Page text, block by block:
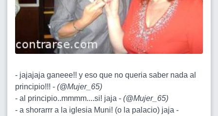
- jajajaja ganeee!! y eso que no queria saber nada al
principio!!! - (@Mujer_65)
- al principio..mmmm....si! jaja - (@Mujer_65)
- a shorarrr a la iglesia Muni! (o la palacio) jaja -